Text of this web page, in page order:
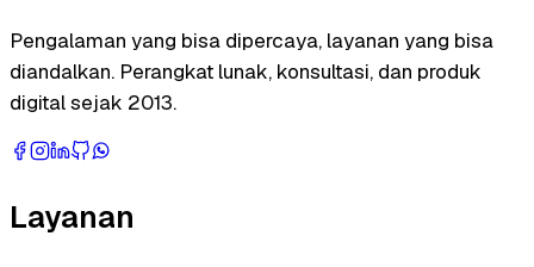
Pengalaman yang bisa dipercaya, layanan yang bisa
diandalkan. Perangkat lunak, konsultasi, dan produk
digital sejak 2013.
Layanan